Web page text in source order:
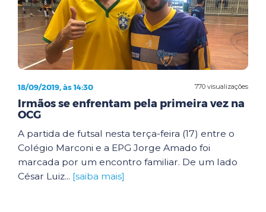
770 visualizações
18/09/2019, às 14:30
Irmãos se enfrentam pela primeira vez na
OCG
A partida de futsal nesta terça-feira (17) entre o
Colégio Marconi e a EPG Jorge Amado foi
marcada por um encontro familiar. De um lado
César Luiz... [saiba mais]